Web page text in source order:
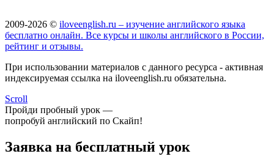
2009-2026 © iloveenglish.ru – изучение английского языка
бесплатно онлайн. Все курсы и школы английского в России,
рейтинг и отзывы.
При использовании материалов с данного ресурса - активная
индексируемая ссылка на iloveenglish.ru обязательна.
Scroll
Пройди пробный урок —
попробуй английский по Скайп!
Заявка на бесплатный урок